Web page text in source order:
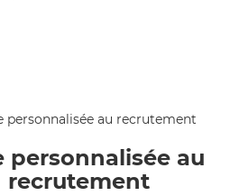
personnalisée au
recrutement